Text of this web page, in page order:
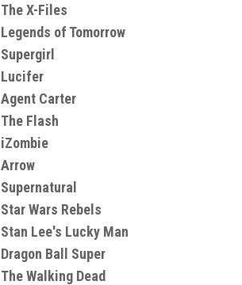
The X-Files
Legends of Tomorrow
Supergirl
Lucifer
Agent Carter
The Flash
iZombie
Arrow
Supernatural
Star Wars Rebels
Stan Lee's Lucky Man
Dragon Ball Super
The Walking Dead